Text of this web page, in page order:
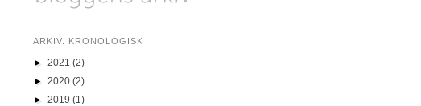
ARKIV. KRONOLOGISK
► 2021 (2)
► 2020 (2)
► 2019 (1)